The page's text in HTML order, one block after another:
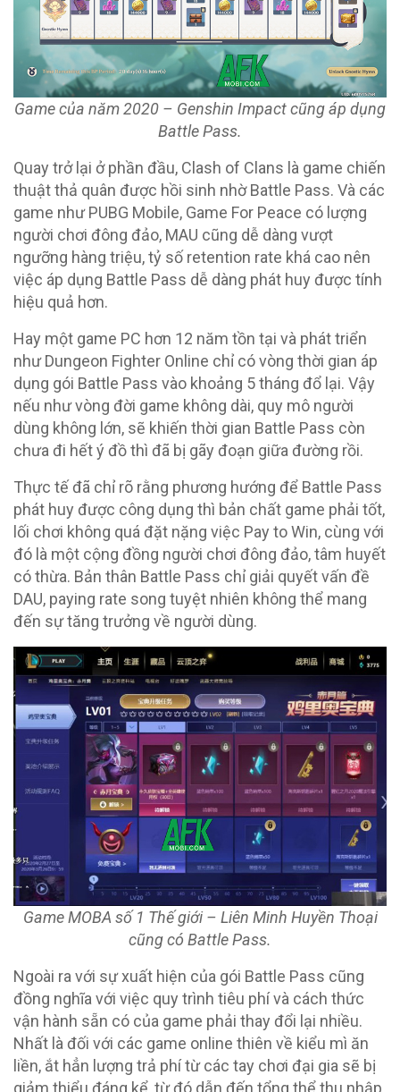
Game của năm 2020 – Genshin Impact cũng áp dụng
Battle Pass.
Quay trở lại ở phần đầu, Clash of Clans là game chiến
thuật thả quân được hồi sinh nhờ Battle Pass. Và các
game như PUBG Mobile, Game For Peace có lượng
người chơi đông đảo, MAU cũng dễ dàng vượt
ngưỡng hàng triệu, tỷ số retention rate khá cao nên
việc áp dụng Battle Pass dễ dàng phát huy được tính
hiệu quả hơn.
Hay một game PC hơn 12 năm tồn tại và phát triển
như Dungeon Fighter Online chỉ có vòng thời gian áp
dụng gói Battle Pass vào khoảng 5 tháng đổ lại. Vậy
nếu như vòng đời game không dài, quy mô người
dùng không lớn, sẽ khiến thời gian Battle Pass còn
chưa đi hết ý đồ thì đã bị gãy đoạn giữa đường rồi.
Thực tế đã chỉ rõ rằng phương hướng để Battle Pass
phát huy được công dụng thì bản chất game phải tốt,
lối chơi không quá đặt nặng việc Pay to Win, cùng với
đó là một cộng đồng người chơi đông đảo, tâm huyết
có thừa. Bản thân Battle Pass chỉ giải quyết vấn đề
DAU, paying rate song tuyệt nhiên không thể mang
đến sự tăng trưởng về người dùng.
Game MOBA số 1 Thế giới – Liên Minh Huyền Thoại
cũng có Battle Pass.
Ngoài ra với sự xuất hiện của gói Battle Pass cũng
đồng nghĩa với việc quy trình tiêu phí và cách thức
vận hành sẵn có của game phải thay đổi lại nhiều.
Nhất là đối với các game online thiên về kiểu mì ăn
liền, ắt hẳn lượng trả phí từ các tay chơi đại gia sẽ bị
giảm thiểu đáng kể, từ đó dẫn đến tổng thể thu nhập